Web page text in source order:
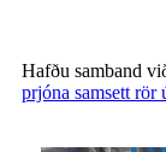
Hafðu samband
prjóna samsett rör